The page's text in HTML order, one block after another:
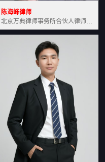
陈海峰律师
北京万典律师事务所合伙人律师土地房产专业资深律师